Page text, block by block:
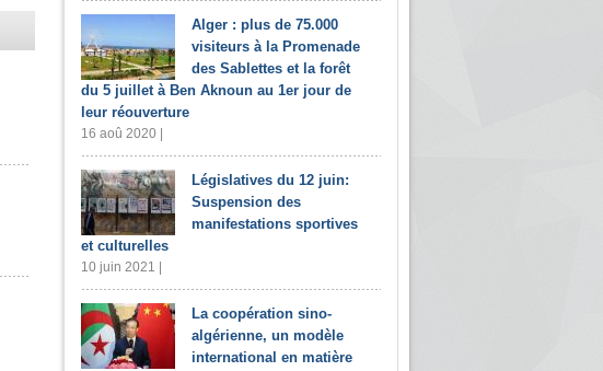
Alger : plus de 75.000
visiteurs à la Promenade
des Sablettes et la forêt
du 5 juillet à Ben Aknoun au 1er jour de
leur réouverture
16 aoû 2020 |
Législatives du 12 juin:
Suspension des
manifestations sportives
et culturelles
10 juin 2021 |
La coopération sino-
algérienne, un modèle
international en matière